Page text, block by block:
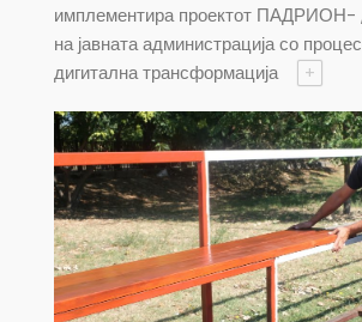
имплементира проектот ПАДРИОН-
на јавната администрација со
дигитална трансформација
+